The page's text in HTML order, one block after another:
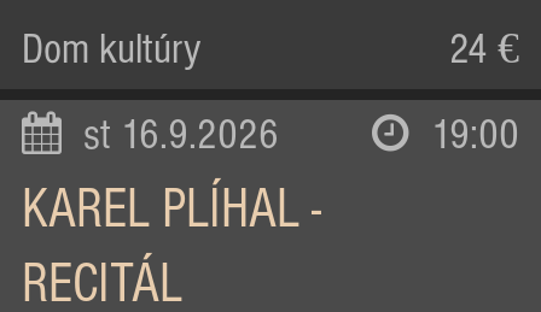
Dom kultúry 24 €
st 16.9.2026 19:00
KAREL PLÍHAL -
RECITÁL